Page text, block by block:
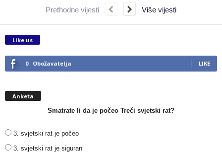
Prethodne vijesti Više vijesti
Like us
0 Obožavatelja LIKE
Anketa
Smatrate li da je počeo Treći svjetski rat?
3. svjetski rat je počeo
3. svjetski rat je siguran